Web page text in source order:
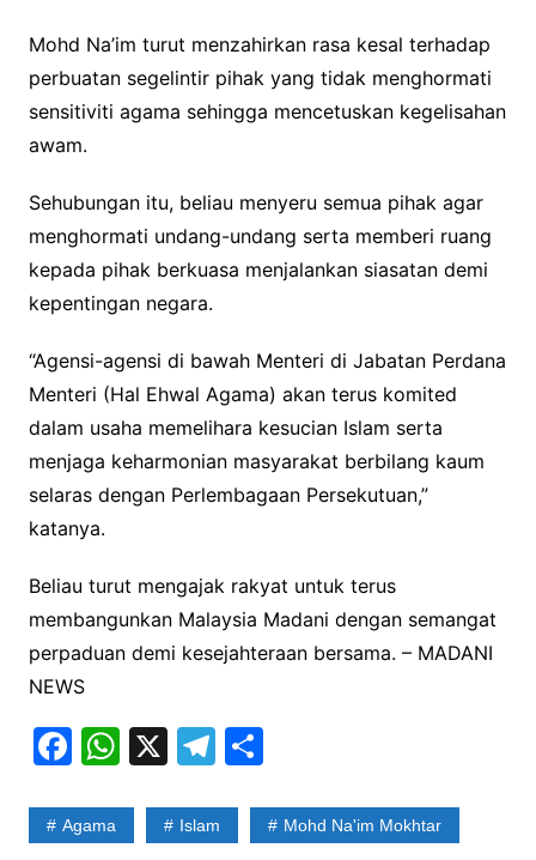
Mohd Na’im turut menzahirkan rasa kesal terhadap
perbuatan segelintir pihak yang tidak menghormati
sensitiviti agama sehingga mencetuskan kegelisahan
awam.
Sehubungan itu, beliau menyeru semua pihak agar
menghormati undang-undang serta memberi ruang
kepada pihak berkuasa menjalankan siasatan demi
kepentingan negara.
“Agensi-agensi di bawah Menteri di Jabatan Perdana
Menteri (Hal Ehwal Agama) akan terus komited
dalam usaha memelihara kesucian Islam serta
menjaga keharmonian masyarakat berbilang kaum
selaras dengan Perlembagaan Persekutuan,”
katanya.
Beliau turut mengajak rakyat untuk terus
membangunkan Malaysia Madani dengan semangat
perpaduan demi kesejahteraan bersama. – MADANI
NEWS
F
c
W
at
X T
e
S
ar
Agama Islam Mohd Na'im Mokhtar